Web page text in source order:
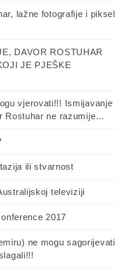
lažne fotografije i piksel
DAVOR ROSTUHAR
JE PJEŠKE
vjerovati!!! Ismijavanje
Rostuhar ne razumije…
ili stvarnost
televiziji
2017
ne mogu sagorijevati